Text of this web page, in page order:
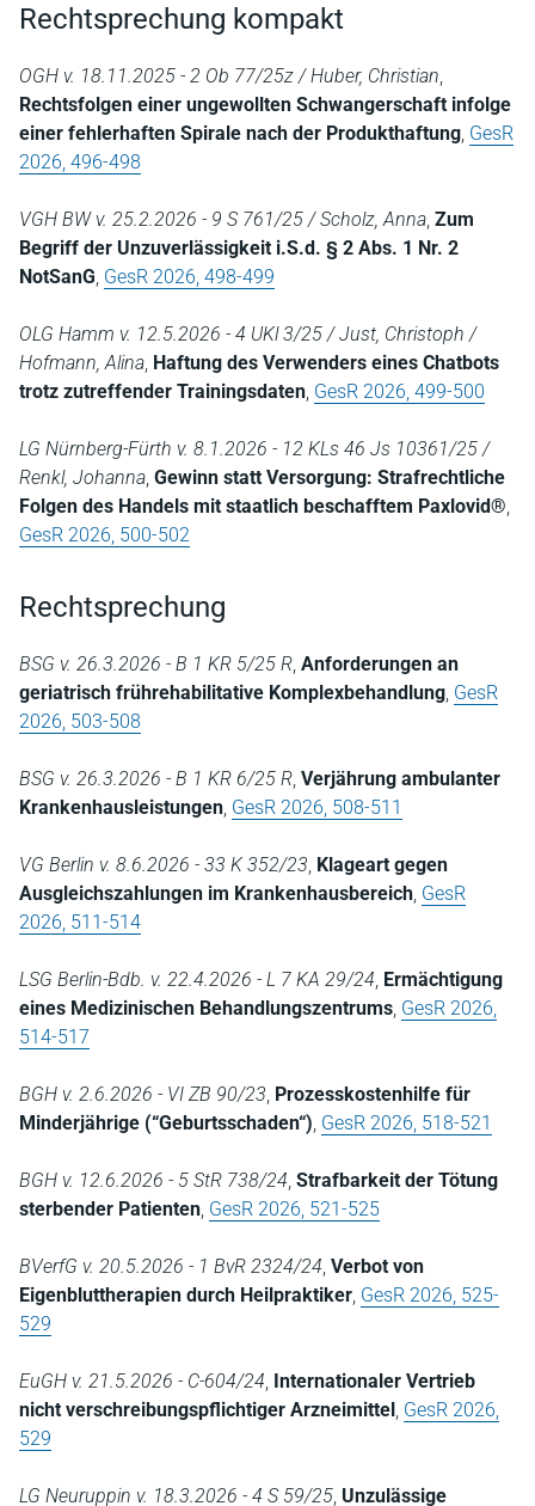
Rechtsprechung kompakt
OGH v. 18.11.2025 - 2 Ob 77/25z / Huber, Christian
Rechtsfolgen einer ungewollten Schwangerschaft infolge
einer fehlerhaften Spirale nach der Produkthaftung GesR
2026, 496-498
VGH BW v. 25.2.2026 - 9 S 761/25 / Scholz, Anna Zum
Begriff der Unzuverlässigkeit i.S.d. § 2 Abs. 1 Nr. 2
NotSanG GesR 2026, 498-499
OLG Hamm v. 12.5.2026 - 4 UKl 3/25 / Just, Christoph /
Hofmann, Alina Haftung des Verwenders eines Chatbots
trotz zutreffender Trainingsdaten GesR 2026, 499-500
LG Nürnberg-Fürth v. 8.1.2026 - 12 KLs 46 Js 10361/25 /
Renkl, Johanna Gewinn statt Versorgung: Strafrechtliche
Folgen des Handels mit staatlich beschafftem Paxlovid®
GesR 2026, 500-502
Rechtsprechung
BSG v. 26.3.2026 - B 1 KR 5/25 R Anforderungen an
geriatrisch frührehabilitative Komplexbehandlung GesR
2026, 503-508
BSG v. 26.3.2026 - B 1 KR 6/25 R Verjährung ambulanter
Krankenhausleistungen GesR 2026, 508-511
VG Berlin v. 8.6.2026 - 33 K 352/23 Klageart gegen
Ausgleichszahlungen im Krankenhausbereich GesR
2026, 511-514
LSG Berlin-Bdb. v. 22.4.2026 - L 7 KA 29/24 Ermächtigung
eines Medizinischen Behandlungszentrums GesR 2026,
514-517
BGH v. 2.6.2026 - VI ZB 90/23 Prozesskostenhilfe für
Minderjährige (“Geburtsschaden“) GesR 2026, 518-521
BGH v. 12.6.2026 - 5 StR 738/24 Strafbarkeit der Tötung
sterbender Patienten GesR 2026, 521-525
BVerfG v. 20.5.2026 - 1 BvR 2324/24 Verbot von
Eigenbluttherapien durch Heilpraktiker GesR 2026, 525-
529
EuGH v. 21.5.2026 - C-604/24 Internationaler Vertrieb
nicht verschreibungspflichtiger Arzneimittel GesR 2026,
529
LG Neuruppin v. 18.3.2026 - 4 S 59/25 Unzulässige